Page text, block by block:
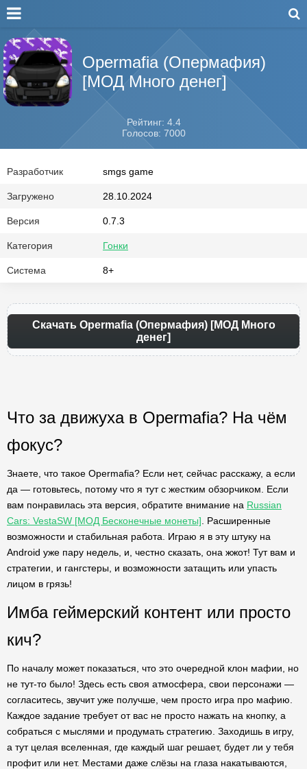
Opermafia (Опермафия)
[МОД Много денег]
Рейтинг: 4.4
Голосов: 7000
Разработчик smgs game
Загружено 28.10.2024
Версия 0.7.3
Категория Гонки
Система 8+
Скачать Opermafia (Опермафия) [МОД Много
денег]
Что за движуха в Opermafia? На чём
фокус?
Знаете, что такое Opermafia? Если нет, сейчас расскажу, а если
да — готовьтесь, потому что я тут с жестким обзорчиком. Если
вам понравилась эта версия, обратите внимание на Russian
Cars: VestaSW [МОД Бесконечные монеты] . Расширенные
возможности и стабильная работа. Играю я в эту штуку на
Android уже пару недель, и, честно сказать, она жжот! Тут вам и
стратегии, и гангстеры, и возможности затащить или упасть
лицом в грязь!
Имба геймерский контент или просто
кич?
По началу может показаться, что это очередной клон мафии, но
не тут-то было! Здесь есть своя атмосфера, свои персонажи —
согласитесь, звучит уже получше, чем просто игра про мафию.
Каждое задание требует от вас не просто нажать на кнопку, а
собраться с мыслями и продумать стратегию. Заходишь в игру,
а тут целая вселенная, где каждый шаг решает, будет ли у тебя
профит или нет. Местами даже слёзы на глаза накатываются,